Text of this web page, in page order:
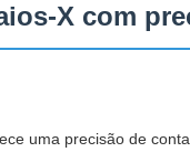
X com
uma precisão de